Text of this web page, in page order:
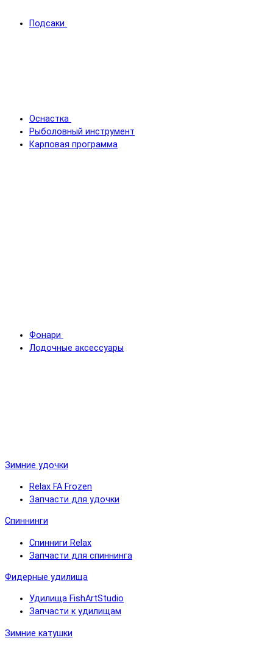
Подсаки
Оснастка
Рыболовный инструмент
Карповая программа
Фонари
Лодочные аксессуары
Зимние удочки
Relax FA Frozen
Запчасти для удочки
Спиннинги
Спинниги Relax
Запчасти для спиннинга
Фидерные удилища
Удилища FishArtStudio
Запчасти к удилищам
Зимние катушки